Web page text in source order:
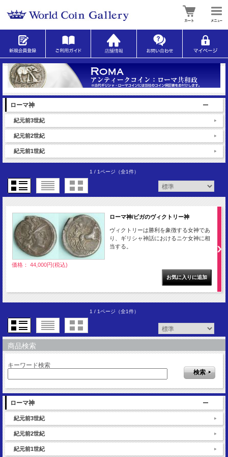
ローマ神
紀元前3世紀
紀元前2世紀
紀元前1世紀
1 / 1ページ （全1件）
ローマ神/ビガのヴィクトリー神
ヴィクトリーは勝利を象徴する女神であ
り、ギリシャ神話におけるニケ女神に相
当する。
価格： 44,000円(税込)
1 / 1ページ （全1件）
商品検索
キーワード検索
ローマ神
紀元前3世紀
紀元前2世紀
紀元前1世紀